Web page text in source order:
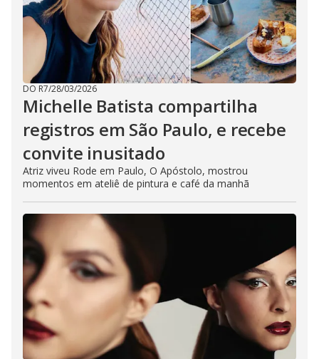
DO R7/28/03/2026
Michelle Batista compartilha
registros em São Paulo, e recebe
convite inusitado
Atriz viveu Rode em Paulo, O Apóstolo, mostrou
momentos em ateliê de pintura e café da manhã